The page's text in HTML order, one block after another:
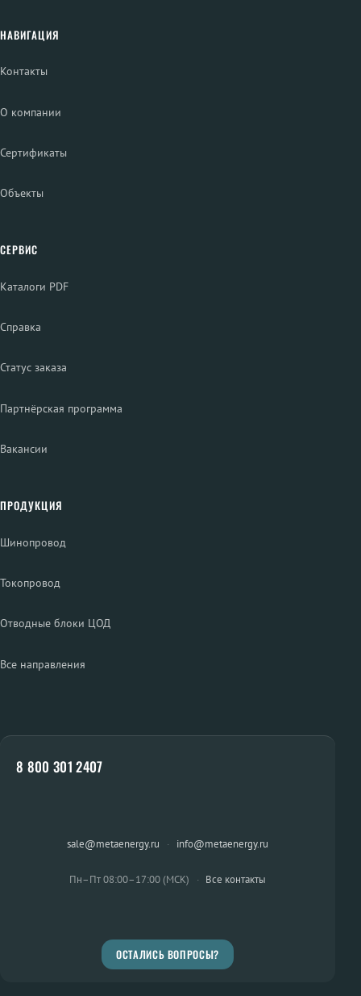
НАВИГАЦИЯ
Контакты
О компании
Сертификаты
Объекты
СЕРВИС
Каталоги PDF
Справка
Статус заказа
Партнёрская программа
Вакансии
ПРОДУКЦИЯ
Шинопровод
Токопровод
Отводные блоки ЦОД
Все направления
8 800 301 2407
sale@metaenergy.ru · info@metaenergy.ru
Пн–Пт 08:00–17:00 (МСК) · Все контакты
ОСТАЛИСЬ ВОПРОСЫ?